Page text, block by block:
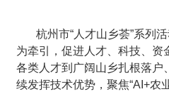
杭州市“人才山乡荟”系列
为牵引，促进人才、科技、资
各类人才到广阔山乡扎根落户
续发挥技术优势，聚焦“AI+农